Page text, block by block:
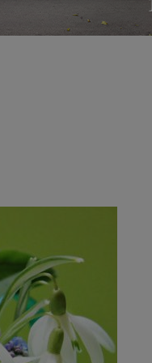
Twoje dane we własnych celach
Grupy SAGIER. Przetwarzanie
się w każdej chwili sprzeciwić. O ile nie
z grupy kapitałowej SAGIER, w
danych osobowych będą także nasi
momencie na stronie naszej
Ci możliwość zapoznania się
to możemy przetwarzać Twoje dane w